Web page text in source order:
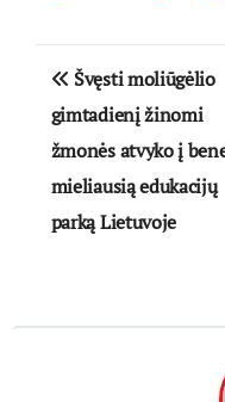
Navigacija
tarp
įrašų
Švęsti moliūgėlio
gimtadienį žinomi
žmonės atvyko į
mieliausią edukacijų
parką Lietuvoje